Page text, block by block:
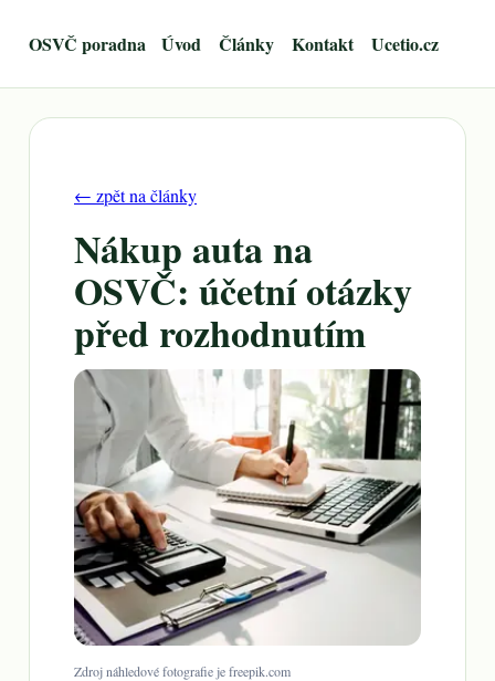
OSVČ poradna Úvod Články Kontakt Ucetio.cz
← zpět na články
Nákup auta na
OSVČ: účetní otázky
před rozhodnutím
Zdroj náhledové fotografie je freepik.com